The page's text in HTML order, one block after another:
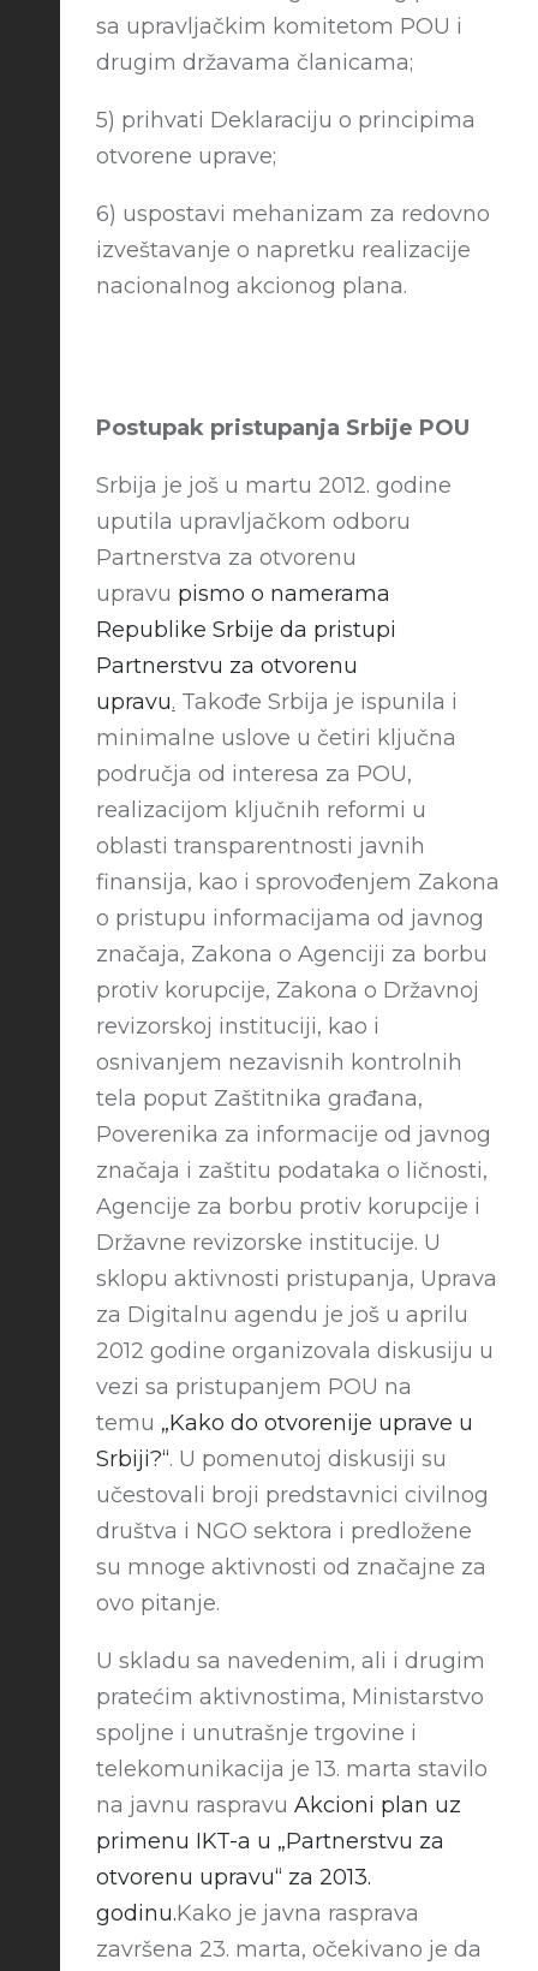
sa upravljačkim komitetom POU i
drugim državama članicama;
5) prihvati Deklaraciju o principima
otvorene uprave;
6) uspostavi mehanizam za redovno
izveštavanje o napretku realizacije
nacionalnog akcionog plana.
Postupak pristupanja Srbije POU
Srbija je još u martu 2012. godine
uputila upravljačkom odboru
Partnerstva za otvorenu
upravu pismo o namerama
Republike Srbije da pristupi
Partnerstvu za otvorenu
upravu. Takođe Srbija je ispunila i
minimalne uslove u četiri ključna
područja od interesa za POU,
realizacijom ključnih reformi u
oblasti transparentnosti javnih
finansija, kao i sprovođenjem Zakona
o pristupu informacijama od javnog
značaja, Zakona o Agenciji za borbu
protiv korupcije, Zakona o Državnoj
revizorskoj instituciji, kao i
osnivanjem nezavisnih kontrolnih
tela poput Zaštitnika građana,
Poverenika za informacije od javnog
značaja i zaštitu podataka o ličnosti,
Agencije za borbu protiv korupcije i
Državne revizorske institucije. U
sklopu aktivnosti pristupanja, Uprava
za Digitalnu agendu je još u aprilu
2012 godine organizovala diskusiju u
vezi sa pristupanjem POU na
temu „Kako do otvorenije uprave u
Srbiji?“. U pomenutoj diskusiji su
učestovali broji predstavnici civilnog
društva i NGO sektora i predložene
su mnoge aktivnosti od značajne za
ovo pitanje.
U skladu sa navedenim, ali i drugim
pratećim aktivnostima, Ministarstvo
spoljne i unutrašnje trgovine i
telekomunikacija je 13. marta stavilo
na javnu raspravu Akcioni plan uz
primenu IKT-a u „Partnerstvu za
otvorenu upravu“ za 2013.
godinu.Kako je javna rasprava
završena 23. marta, očekivano je da